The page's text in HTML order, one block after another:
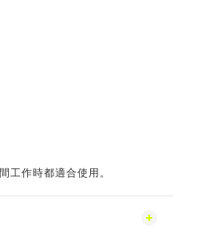
作時都適合使用。